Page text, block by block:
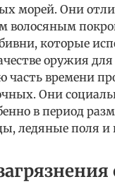
морей. Они
волосяным
которые
оружия
времени
Они
в период
ледяные поля и